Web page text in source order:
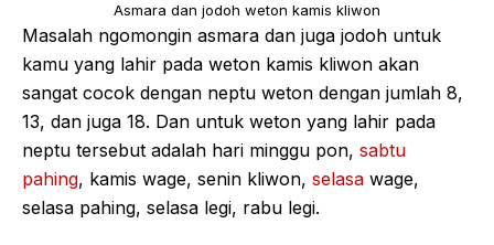
Asmara dan jodoh weton kamis kliwon
Masalah ngomongin asmara dan juga jodoh untuk
kamu yang lahir pada weton kamis kliwon akan
sangat cocok dengan neptu weton dengan jumlah 8,
13, dan juga 18. Dan untuk weton yang lahir pada
neptu tersebut adalah hari minggu pon, sabtu
pahing, kamis wage, senin kliwon, selasa wage,
selasa pahing, selasa legi, rabu legi.